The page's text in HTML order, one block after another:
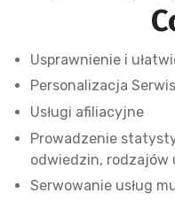
Usprawnienie i
Personalizacja
Usługi afiliacyjne
Prowadzenie
odwiedzin, rodzajów
Serwowanie usług